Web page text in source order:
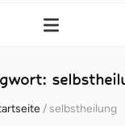
/ selbstheilung